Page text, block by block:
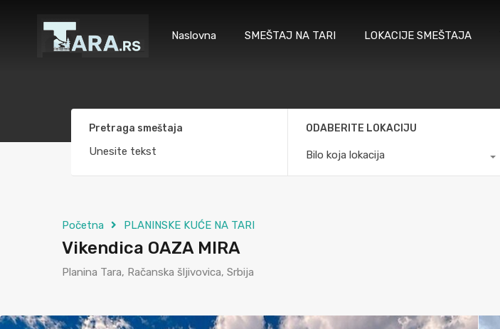
Naslovna SMEŠTAJ NA TARI LOKACIJE SMEŠTAJA
Pretraga smeštaja ODABERITE LOKACIJU
Bilo koja lokacija
Početna PLANINSKE KUĆE NA TARI
Vikendica OAZA MIRA
Planina Tara, Račanska šljivovica, Srbija